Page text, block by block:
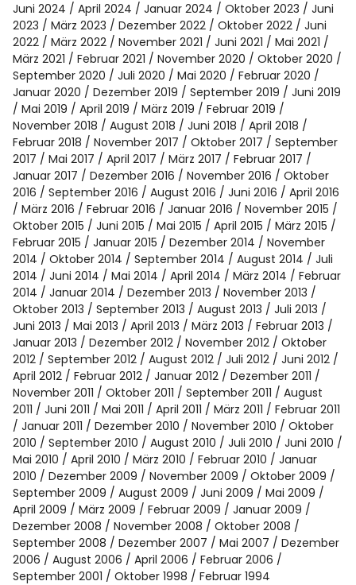
TwitterRSSInstagramFacebookpinterest
flickr500px
Spotify
Juni 2024 April 2024 Januar 2024 Oktober 2023
Juni
2023
März 2023 Dezember 2022 Oktober 2022
Juni
2022
März 2022 November 2021 Juni 2021
Mai 2021
März 2021
Februar 2021 November 2020
Oktober 2020
September 2020
Juli 2020 Mai 2020
Februar 2020
Januar 2020
Dezember 2019 September 2019
Juni 2019
Mai 2019
April 2019 März 2019
Februar 2019
November 2018
August 2018 Juni 2018
April 2018
Februar 2018
November 2017 Oktober 2017
September
2017
Mai 2017 April 2017 März 2017
Februar 2017
Januar 2017
Dezember 2016 November 2016
Oktober
2016
September 2016 August 2016 Juni 2016
April 2016
März 2016
Februar 2016 Januar 2016
November 2015
Oktober 2015
Juni 2015 Mai 2015 April 2015
März 2015
Februar 2015
Januar 2015 Dezember 2014
November
2014
Oktober 2014 September 2014 August 2014
Juli
2014
Juni 2014 Mai 2014 April 2014 März 2014
Februar
2014
Januar 2014 Dezember 2013
November 2013
Oktober 2013
September 2013 August 2013
Juli 2013
Juni 2013
Mai 2013 April 2013 März 2013
Februar 2013
Januar 2013
Dezember 2012 November 2012
Oktober
2012
September 2012 August 2012 Juli 2012
Juni 2012
April 2012
Februar 2012 Januar 2012
Dezember 2011
November 2011
Oktober 2011 September 2011
August
2011
Juni 2011 Mai 2011 April 2011 März 2011
Februar 2011
Januar 2011
Dezember 2010 November 2010
Oktober
2010
September 2010 August 2010 Juli 2010
Juni 2010
Mai 2010
April 2010 März 2010 Februar 2010
Januar
2010
Dezember 2009 November 2009
Oktober 2009
September 2009
August 2009 Juni 2009
Mai 2009
April 2009
März 2009 Februar 2009
Januar 2009
Dezember 2008
November 2008
Oktober 2008
September 2008
Dezember 2007 Mai 2007
Dezember
2006
August 2006 April 2006
Februar 2006
September 2001
Oktober 1998 Februar 1994